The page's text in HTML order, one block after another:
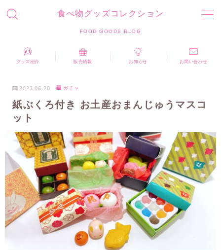
食べ物グッズコレクション
FOOD GOODS BLOG
プライバシーポリシー
運営者情報
グッズ紹介 販売情報 お知らせ お問い合わせ
2023.06.20 ガチャ
紙ぶくろ付き お土産おまんじゅうマスコ
ット